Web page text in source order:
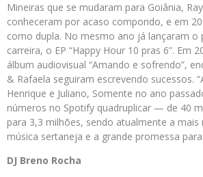
Mineiras que se mudaram para Goiânia,
conheceram por acaso compondo, e em
como dupla. No mesmo ano já lançaram o
carreira, o EP “Happy Hour 10 pras 6”. Em
álbum audiovisual “Amando e sofrendo”,
& Rafaela seguiram escrevendo sucessos.
Henrique e Juliano, Somente no ano
números no Spotify quadruplicar — de 40
para 3,3 milhões, sendo atualmente a mais
música sertaneja e a grande promessa
DJ Breno Rocha